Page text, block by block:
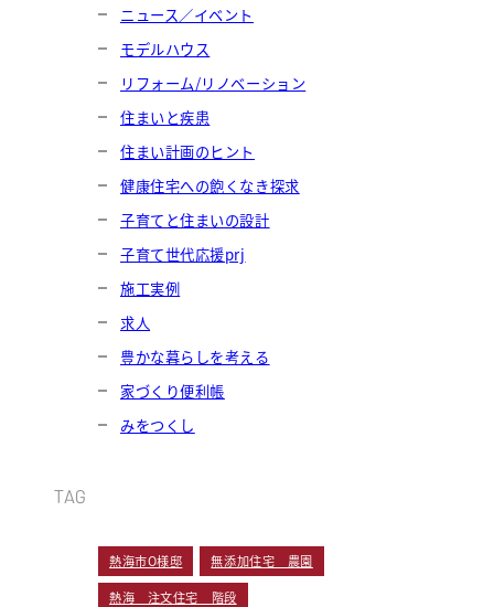
ニュース／イベント
モデルハウス
リフォーム/リノベーション
住まいと疾患
住まい計画のヒント
健康住宅への飽くなき探求
子育てと住まいの設計
子育て世代応援prj
施工実例
求人
豊かな暮らしを考える
家づくり便利帳
みをつくし
TAG
熱海市O様邸 無添加住宅 農園
熱海 注文住宅 階段